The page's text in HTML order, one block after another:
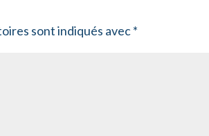
sont indiqués avec*